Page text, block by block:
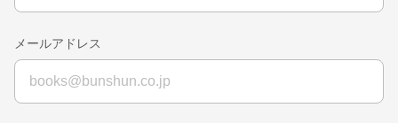
メールアドレス